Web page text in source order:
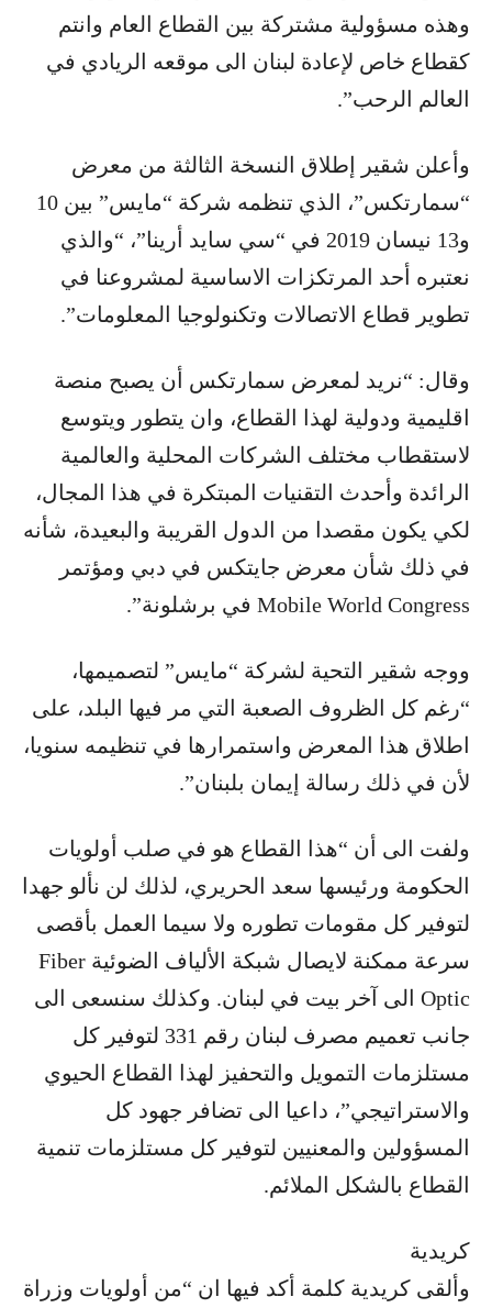
وهذه مسؤولية مشتركة بين القطاع العام وانتم
كقطاع خاص لإعادة لبنان الى موقعه الريادي في
العالم الرحب”.
وأعلن شقير إطلاق النسخة الثالثة من معرض
“سمارتكس”، الذي تنظمه شركة “مايس” بين 10
و13 نيسان 2019 في “سي سايد أرينا”، “والذي
نعتبره أحد المرتكزات الاساسية لمشروعنا في
تطوير قطاع الاتصالات وتكنولوجيا المعلومات”.
وقال: “نريد لمعرض سمارتكس أن يصبح منصة
اقليمية ودولية لهذا القطاع، وان يتطور ويتوسع
لاستقطاب مختلف الشركات المحلية والعالمية
الرائدة وأحدث التقنيات المبتكرة في هذا المجال،
لكي يكون مقصدا من الدول القريبة والبعيدة، شأنه
في ذلك شأن معرض جايتكس في دبي ومؤتمر
Mobile World Congress في برشلونة”.
ووجه شقير التحية لشركة “مايس” لتصميمها،
“رغم كل الظروف الصعبة التي مر فيها البلد، على
اطلاق هذا المعرض واستمرارها في تنظيمه سنويا،
لأن في ذلك رسالة إيمان بلبنان”.
ولفت الى أن “هذا القطاع هو في صلب أولويات
الحكومة ورئيسها سعد الحريري، لذلك لن نألو جهدا
لتوفير كل مقومات تطوره ولا سيما العمل بأقصى
سرعة ممكنة لايصال شبكة الألياف الضوئية Fiber
Optic الى آخر بيت في لبنان. وكذلك سنسعى الى
جانب تعميم مصرف لبنان رقم 331 لتوفير كل
مستلزمات التمويل والتحفيز لهذا القطاع الحيوي
والاستراتيجي”، داعيا الى تضافر جهود كل
المسؤولين والمعنيين لتوفير كل مستلزمات تنمية
القطاع بالشكل الملائم.
كريدية
وألقى كريدية كلمة أكد فيها ان “من أولويات وزراة